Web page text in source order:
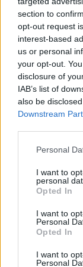
section to
opt-out request
interest-based
us or personal
your opt-out.
disclosure of
IAB’s list of
also be
Downstream
Personal
I want to
personal
Opted In
I want to
Personal
Opted In
I want to
Personal